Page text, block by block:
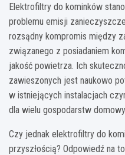
Elektrofiltry do kominków
problemu emisji
rozsądny kompromis między
związanego z posiadaniem
jakość powietrza. Ich
zawieszonych jest naukowo
w istniejących instalacjach
dla wielu gospodarstw
Czy jednak elektrofiltry do
przyszłością? Odpowiedź na